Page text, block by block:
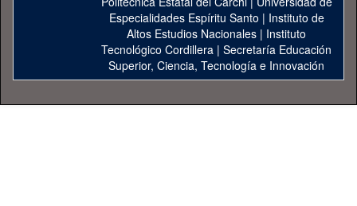
Especialidades Espíritu Santo | Instituto de
Altos Estudios Nacionales | Instituto
Tecnológico Cordillera | Secretaría Educación
Superior, Ciencia, Tecnología e Innovación